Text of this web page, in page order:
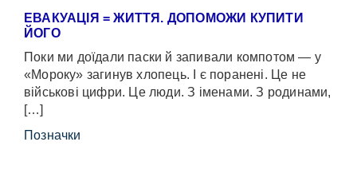
ЕВАКУАЦІЯ = ЖИТТЯ. ДОПОМОЖИ КУПИТИ
ЙОГО
Поки ми доїдали паски й запивали компотом — у
«Мороку» загинув хлопець. І є поранені. Це не
військові цифри. Це люди. З іменами. З родинами,
[…]
Позначки